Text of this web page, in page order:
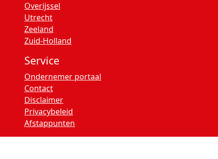
Overijssel
Utrecht
Zeeland
Zuid-Holland
Service
Ondernemer portaal
Contact
Disclaimer
Privacybeleid
Afstappunten